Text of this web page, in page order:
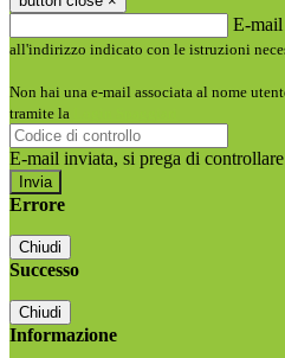
E-mail
all'indirizzo indicato con le istruzioni
Non hai una e-mail associata al nome
tramite la
E-mail inviata, si prega di
Errore
Chiudi
Successo
Chiudi
Informazione